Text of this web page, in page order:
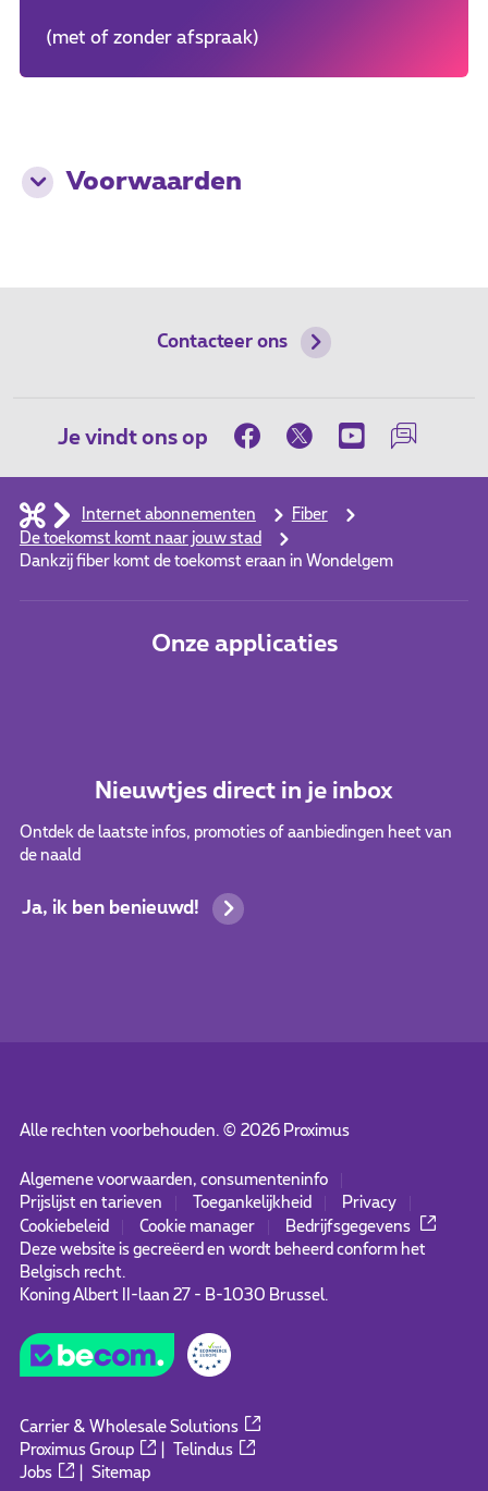
(met of zonder afspraak)
Voorwaarden
Contacteer ons
Je vindt ons op
Internet abonnementen
Fiber
De toekomst komt naar jouw stad
Dankzij fiber komt de toekomst eraan in Wondelgem
Onze applicaties
Nieuwtjes direct in je inbox
Ontdek de laatste infos, promoties of aanbiedingen heet van
de naald
Ja, ik ben benieuwd!
Alle rechten voorbehouden. © 2026Proximus
Algemene voorwaarden, consumenteninfo
Prijslijst en tarieven
Toegankelijkheid
Privacy
Cookiebeleid
Cookie manager
Bedrijfsgegevens
Deze website is gecreëerd en wordt beheerd conform het
Belgisch recht.
Koning Albert II-laan 27 - B-1030 Brussel.
Carrier & Wholesale Solutions
Proximus Group
Telindus
Jobs
|Sitemap